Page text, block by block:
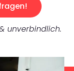
unverbindlich.